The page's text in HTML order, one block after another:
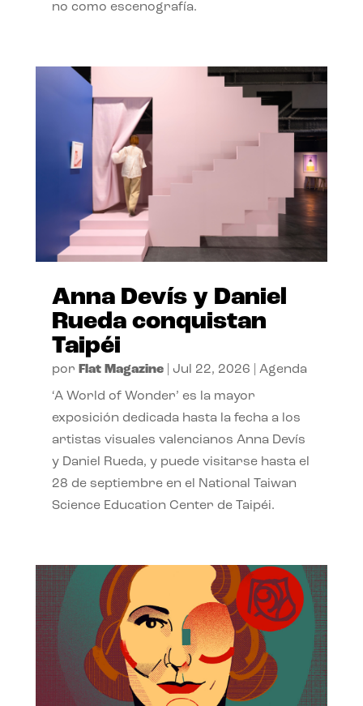
no como escenografía.
Anna Devís y Daniel
Rueda conquistan
Taipéi
por Flat Magazine| Jul 22, 2026 Agenda
‘A World of Wonder’ es la mayor
exposición dedicada hasta la fecha a los
artistas visuales valencianos Anna Devís
y Daniel Rueda, y puede visitarse hasta el
28 de septiembre en el National Taiwan
Science Education Center de Taipéi.